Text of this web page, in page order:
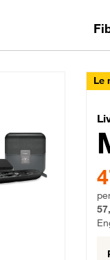
par mois,
Le